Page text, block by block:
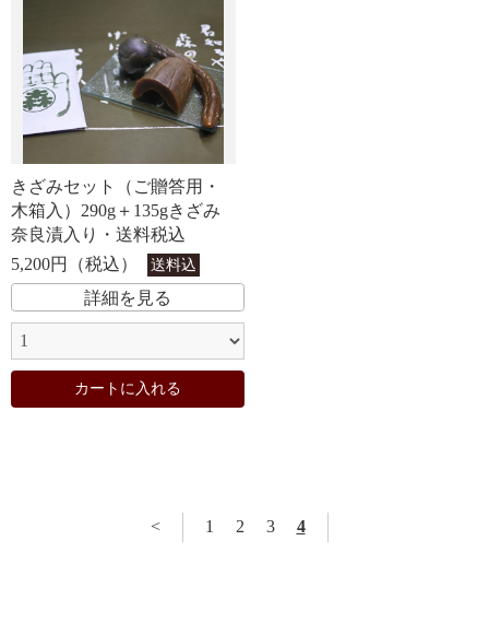
きざみセット（ご贈答用・
木箱入）290g＋135gきざみ
奈良漬入り・送料税込
5,200円（税込）
送料込
詳細を見る
カートに入れる
お買い物を続ける
< 1 2 3 4